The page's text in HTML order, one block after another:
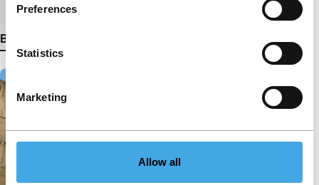
Preferences
Statistics
Marketing
Allow all
Bekijk meer details